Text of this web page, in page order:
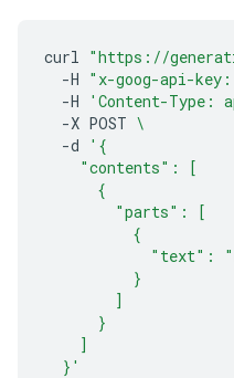
curl "https://
-H "x-goog-api-key:
-H
'Content-Type:
-X POST \
-d
'{
    "contents": [
      {
        "parts": [
          {
"text":
          }
        ]
      }
    ]
  }'